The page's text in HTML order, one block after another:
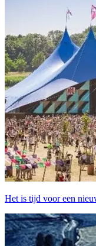
Het is tijd voor een